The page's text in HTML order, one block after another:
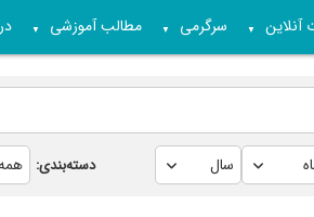
آنلاین ▼ سرگرمی ▼ مطالب آموزشی ▼
دسته‌بندی: